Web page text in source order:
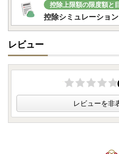
※「グランメゾン東京」・・・
ストランを目指す物語
【お問い合わせ】
燕市役所総務課 ふるさと納税
電話番号 0256-77-8301 また
受付時間 9時00分～17時00分
始を除く)
住所 〒959-0295 新潟県燕市
控除上限額の限度額と
控除シミュレーション
レビュー
レビューを非